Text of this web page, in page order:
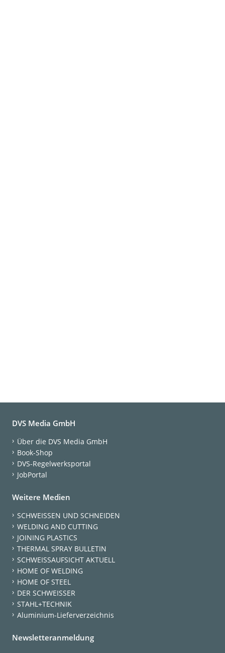
DVS Media GmbH
Über die DVS Media GmbH
Book-Shop
DVS-Regelwerksportal
JobPortal
Weitere Medien
SCHWEISSEN UND SCHNEIDEN
WELDING AND CUTTING
JOINING PLASTICS
THERMAL SPRAY BULLETIN
SCHWEISSAUFSICHT AKTUELL
HOME OF WELDING
HOME OF STEEL
DER SCHWEISSER
STAHL+TECHNIK
Aluminium-Lieferverzeichnis
Newsletteranmeldung